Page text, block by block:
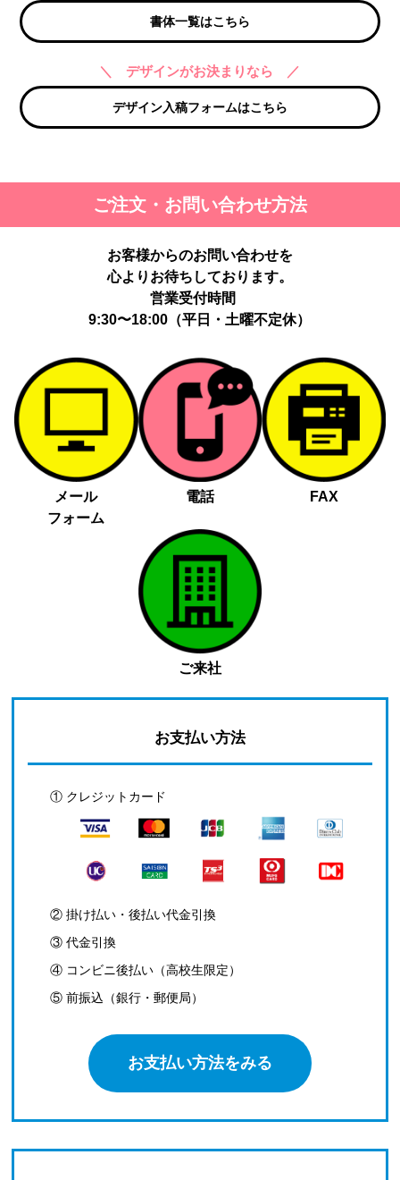
書体一覧はこちら
＼ デザインがお決まりなら ／
デザイン入稿フォームはこちら
ご注文・お問い合わせ方法
お客様からのお問い合わせを
心よりお待ちしております。
営業受付時間
9:30〜18:00（平日・土曜不定休）
メール
フォーム
電話 FAX
ご来社
お支払い方法
① クレジットカード
② 掛け払い・後払い代金引換
③ 代金引換
④ コンビニ後払い（高校生限定）
⑤ 前振込（銀行・郵便局）
お支払い方法をみる